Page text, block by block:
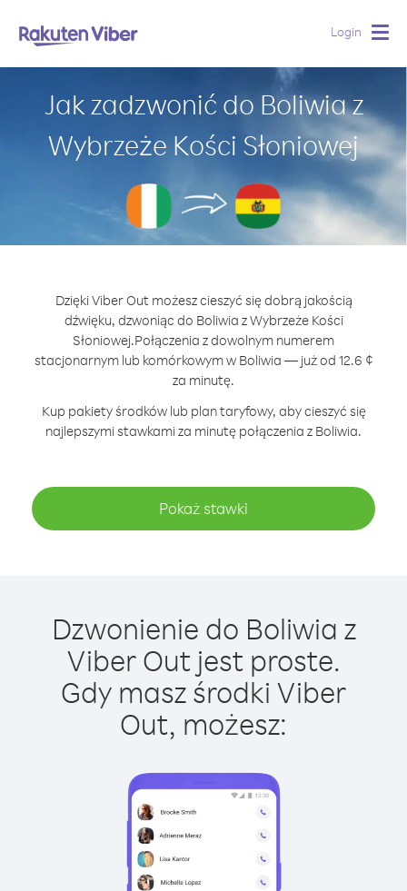
Login
Jak zadzwonić do Boliwia z
Wybrzeże Kości Słoniowej
Dzięki Viber Out możesz cieszyć się dobrą jakością
dźwięku, dzwoniąc do Boliwia z Wybrzeże Kości
Słoniowej.Połączenia z dowolnym numerem
stacjonarnym lub komórkowym w Boliwia — już od 12.6 ¢
za minutę.
Kup pakiety środków lub plan taryfowy, aby cieszyć się
najlepszymi stawkami za minutę połączenia z Boliwia.
Pokaż stawki
Dzwonienie do Boliwia z
Viber Out jest proste.
Gdy masz środki Viber
Out, możesz: